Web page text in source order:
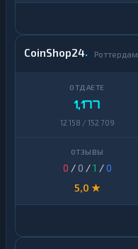
CoinShop24 Роттердам
1,177
12 158 / 152 709
0 / 0 /1 /0
5,0 ★